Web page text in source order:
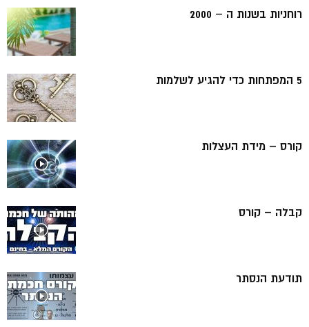
רוחניות בשנות ה – 2000
5 המפתחות כדי להגיע לשלמות
קורס – מידת העצלות
קבלה – קורס
תודעת הנסתר